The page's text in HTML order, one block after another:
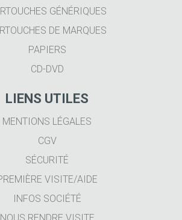
GÉNÉRIQUES
DE MARQUES
PAPIERS
CD-DVD
LIENS UTILES
MENTIONS LÉGALES
CGV
SÉCURITÉ
VISITE/AIDE
INFOS SOCIÉTÉ